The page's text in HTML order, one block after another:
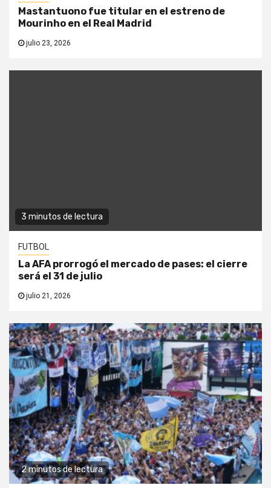
Mastantuono fue titular en el estreno de
Mourinho en el Real Madrid
julio 23, 2026
3 minutos de lectura
FUTBOL
La AFA prorrogó el mercado de pases: el cierre
será el 31 de julio
julio 21, 2026
2 minutos de lectura